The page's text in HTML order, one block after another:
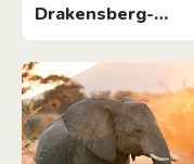
Drakensberg-
bjergene